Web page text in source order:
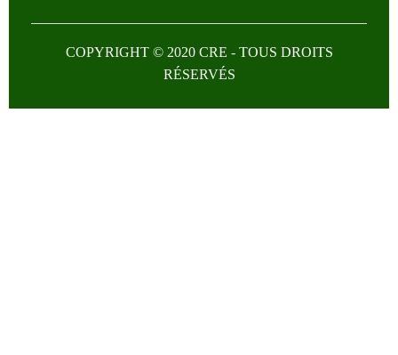
COPYRIGHT © 2020 CRE - TOUS DROITS
RÉSERVÉS